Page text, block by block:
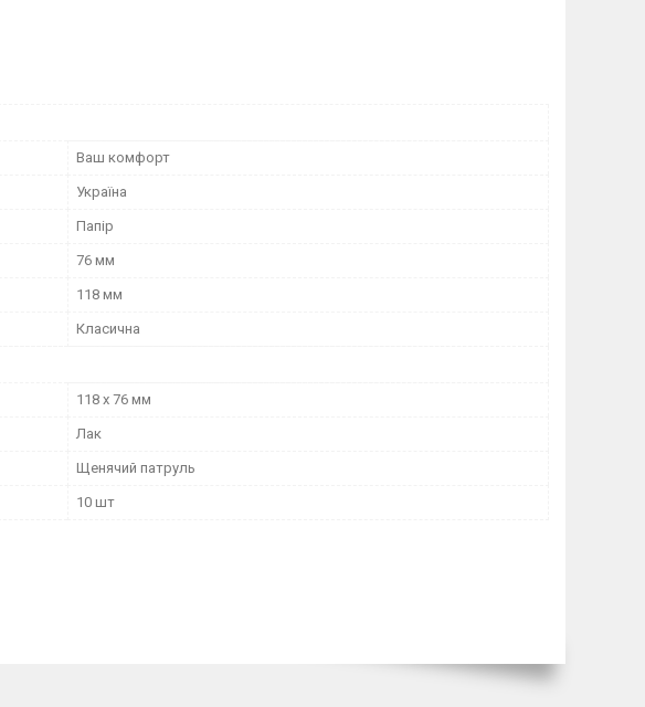
Ваш комфорт
Україна
Папір
76 мм
118 мм
Класична
118 х 76 мм
Лак
Щенячий патруль
10 шт